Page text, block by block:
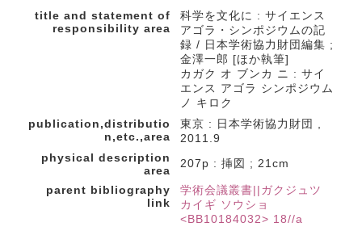
title and statement of
responsibility area
科学を文化に : サイエンス
アゴラ・シンポジウムの記
録 / 日本学術協力財団編集 ;
金澤一郎 [ほか執筆]
カガク オ ブンカ ニ : サイ
エンス アゴラ シンポジウム
ノ キロク
publication,distributio
n,etc.,area
東京 : 日本学術協力財団 ,
2011.9
physical description
area
207p : 挿図 ; 21cm
parent bibliography
link
学術会議叢書||ガクジュツ
カイギ ソウショ
<BB10184032> 18//a